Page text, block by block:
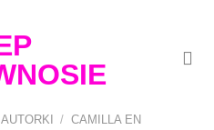
AUTORKI / CAMILLA EN